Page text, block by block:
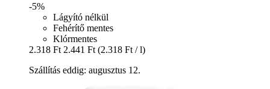
-5%
Lágyító nélkül
Fehérítő mentes
Klórmentes
2.318 Ft 2.441 Ft (2.318 Ft / l)
Szállítás eddig: augusztus 12.